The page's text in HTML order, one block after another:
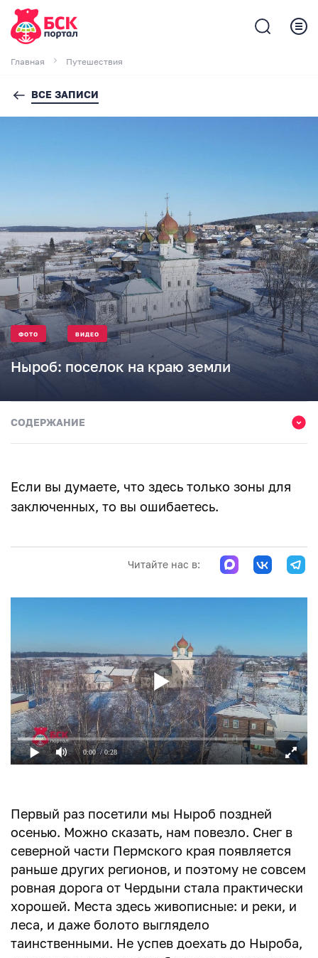
Главная Путешествия
ВСЕ ЗАПИСИ
ФОТО ВИДЕО
Ныроб: поселок на краю земли
СОДЕРЖАНИЕ
Никольская церковь
Никольский родник
Если вы думаете, что здесь только зоны для
заключенных, то вы ошибаетесь.
Читайте нас в:
0:00 / 0:28
Первый раз посетили мы Ныроб поздней
осенью. Можно сказать, нам повезло. Снег в
северной части Пермского края появляется
раньше других регионов, и поэтому не совсем
ровная дорога от Чердыни стала практически
хорошей. Места здесь живописные: и реки, и
леса, и даже болото выглядело
таинственными. Не успев доехать до Ныроба,